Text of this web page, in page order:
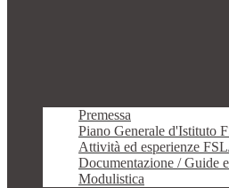
Premessa
Piano Generale d'Istituto
Attività ed esperienze
Documentazione / Guide
Modulistica